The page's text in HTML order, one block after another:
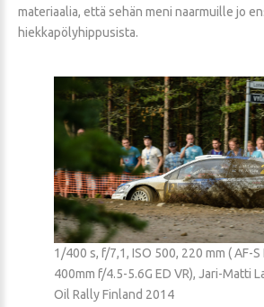
materiaalia, että sehän meni naarmuille jo
hiekkapölyhippusista.
1/400 s, f/7,1, ISO 500, 220 mm ( AF-
400mm f/4.5-5.6G ED VR), Jari-Matti
Oil Rally Finland 2014